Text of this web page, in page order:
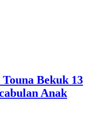
Bekuk 13
Anak